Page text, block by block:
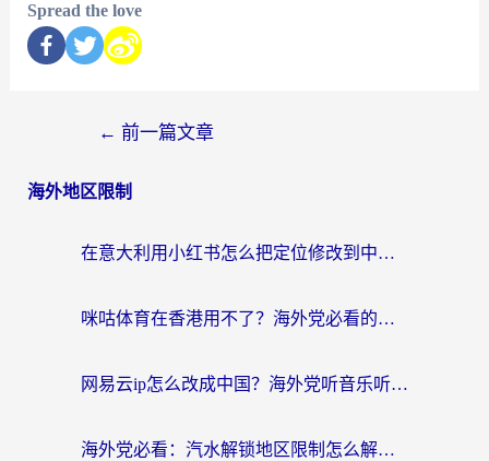
Spread the love
← 前一篇文章
海外地区限制
在意大利用小红书怎么把定位修改到中国国内？3个实用技巧+1个靠谱工具帮你搞定
咪咕体育在香港用不了？海外党必看的回国加速器选择指南（附3个真实场景解决方案）
网易云ip怎么改成中国？海外党听音乐听书的无痛解决方案
海外党必看：汽水解锁地区限制怎么解除？3招解决国内影音&生活服务难题